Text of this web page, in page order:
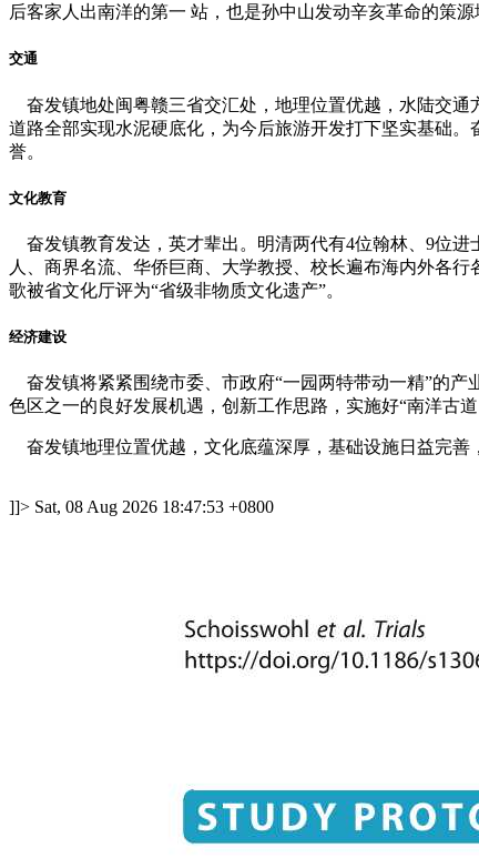
后客家人出南洋的第一 站，也是孙中山发动辛亥革命的策
交通
奋发镇地处闽粤赣三省交汇处，地理位置优越，水陆交通
道路全部实现水泥硬底化，为今后旅游开发打下坚实基础
誉。
文化教育
奋发镇教育发达，英才辈出。明清两代有4位翰林、9位进
人、商界名流、华侨巨商、大学教授、校长遍布海内外各
歌被省文化厅评为“省级非物质文化遗产”。
经济建设
奋发镇将紧紧围绕市委、市政府“一园两特带动一精”的产
色区之一的良好发展机遇，创新工作思路，实施好“南洋古
奋发镇地理位置优越，文化底蕴深厚，基础设施日益完善
]]> Sat, 08 Aug 2026 18:47:53 +0800